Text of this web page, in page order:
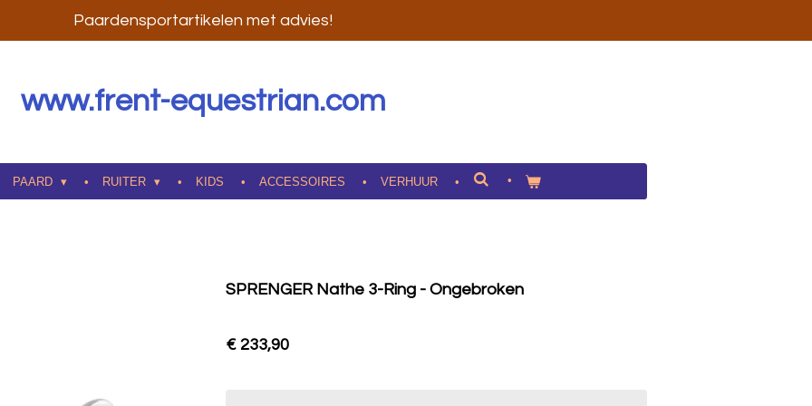
Paardensportartikelen met advies!
www.frent-equestrian.com
PAARD RUITER KIDS ACCESSOIRES VERHUUR
SPRENGER Nathe 3-Ring - Ongebroken
€ 233,90